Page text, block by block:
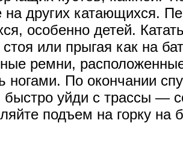
других катающихся.
особенно детей.
или прыгая как на
ремни,
ногами. По окончании
быстро уйди с трассы —
подъем на горку на